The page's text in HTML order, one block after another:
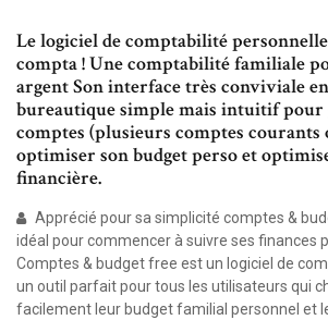
Le logiciel de comptabilité
compta ! Une comptabilité familiale
argent Son interface très conviviale
bureautique simple mais intuitif pour
comptes (plusieurs comptes courants
optimiser son budget perso et
financière.
Apprécié pour sa simplicité comptes &
idéal pour commencer à suivre ses finances
Comptes & budget free est un logiciel de
un outil parfait pour tous les utilisateurs qui
facilement leur budget familial personnel et